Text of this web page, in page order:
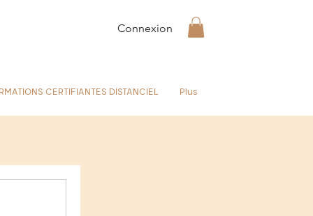
Connexion
CERTIFIANTES DISTANCIEL Plus